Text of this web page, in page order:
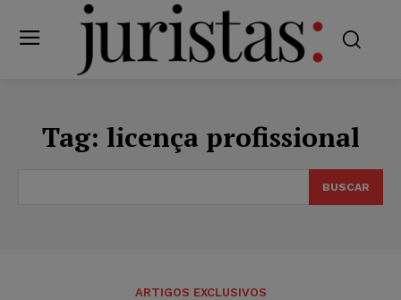
Tag: licença profissional
BUSCAR
ARTIGOS EXCLUSIVOS